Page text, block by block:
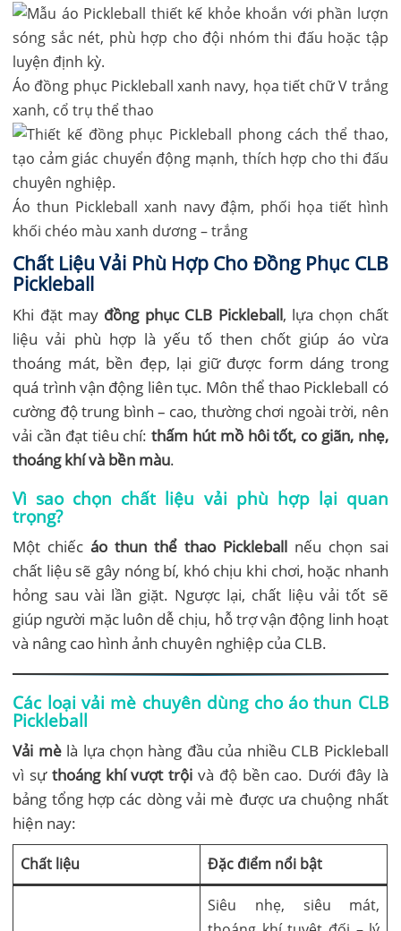
Áo đồng phục Pickleball xanh navy, họa tiết chữ V trắng
xanh, cổ trụ thể thao
Áo thun Pickleball xanh navy đậm, phối họa tiết hình
khối chéo màu xanh dương – trắng
Chất Liệu Vải Phù Hợp Cho Đồng Phục CLB
Pickleball
Khi đặt may đồng phục CLB Pickleball, lựa chọn chất
liệu vải phù hợp là yếu tố then chốt giúp áo vừa
thoáng mát, bền đẹp, lại giữ được form dáng trong
quá trình vận động liên tục. Môn thể thao Pickleball có
cường độ trung bình – cao, thường chơi ngoài trời, nên
vải cần đạt tiêu chí:thấm hút mồ hôi tốt, co giãn, nhẹ,
thoáng khí và bền màu.
Vì sao chọn chất liệu vải phù hợp lại quan
trọng?
Một chiếcáo thun thể thao Pickleballnếu chọn sai
chất liệu sẽ gây nóng bí, khó chịu khi chơi, hoặc nhanh
hỏng sau vài lần giặt. Ngược lại, chất liệu vải tốt sẽ
giúp người mặc luôn dễ chịu, hỗ trợ vận động linh hoạt
và nâng cao hình ảnh chuyên nghiệp của CLB.
Các loại vải mè chuyên dùng cho áo thun CLB
Pickleball
Vải mèlà lựa chọn hàng đầu của nhiều CLB Pickleball
vì sự thoáng khí vượt trội và độ bền cao. Dưới đây là
bảng tổng hợp các dòng vải mè được ưa chuộng nhất
hiện nay:
Chất liệu Đặc điểm nổi bật
Siêu nhẹ, siêu mát,